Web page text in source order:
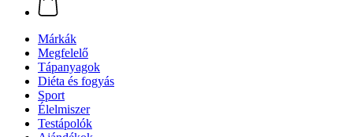
Márkák
Megfelelő
Tápanyagok
Diéta és fogyás
Sport
Élelmiszer
Testápolók